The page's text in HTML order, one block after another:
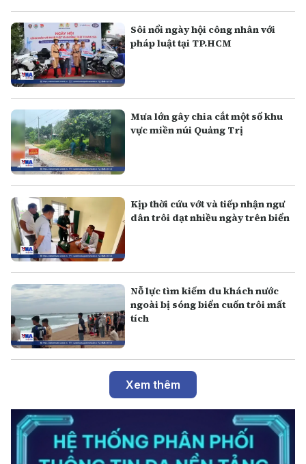
Sôi nổi ngày hội công nhân với
pháp luật tại TP.HCM
Mưa lớn gây chia cắt một số khu
vực miền núi Quảng Trị
Kịp thời cứu vớt và tiếp nhận ngư
dân trôi dạt nhiều ngày trên biển
Nỗ lực tìm kiếm du khách nước
ngoài bị sóng biển cuốn trôi mất
tích
Xem thêm